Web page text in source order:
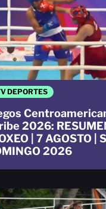
DEPORTES
2026:
| 7 AGOSTO |
2026